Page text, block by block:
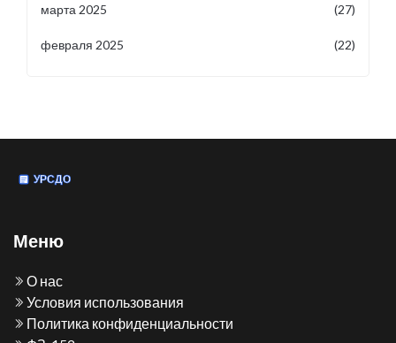
марта 2025 (27)
февраля 2025 (22)
Меню
О нас
Условия использования
Политика конфиденциальности